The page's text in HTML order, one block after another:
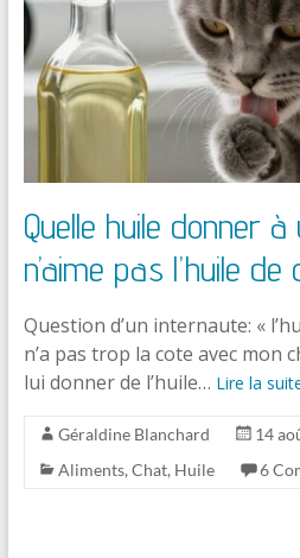
Quelle huile donner
n’aime pas l’huile de
Question d’un internaute: «
n’a pas trop la cote avec mon
lui donner de l’huile… Lire la
Géraldine Blanchard
14
Aliments, Chat, Huile 6